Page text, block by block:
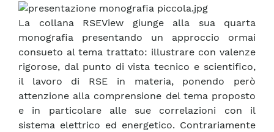
La collana RSEView giunge alla sua quarta
monografia presentando un approccio ormai
consueto al tema trattato: illustrare con valenze
rigorose, dal punto di vista tecnico e scientifico,
il lavoro di RSE in materia, ponendo però
attenzione alla comprensione del tema proposto
e in particolare alle sue correlazioni con il
sistema elettrico ed energetico. Contrariamente